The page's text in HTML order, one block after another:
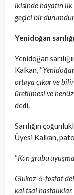
ikisinde hayatın
geçici bir durumdur
Yenidoğan
Yenidoğan
Kalkan, “
ortaya çıkar ve
üretilmesi ve
dedi.
Sarılığın
Üyesi Kalkan,
“Kan grubu
Glukoz-6-fosfat
kalıtsal hastalıklar,